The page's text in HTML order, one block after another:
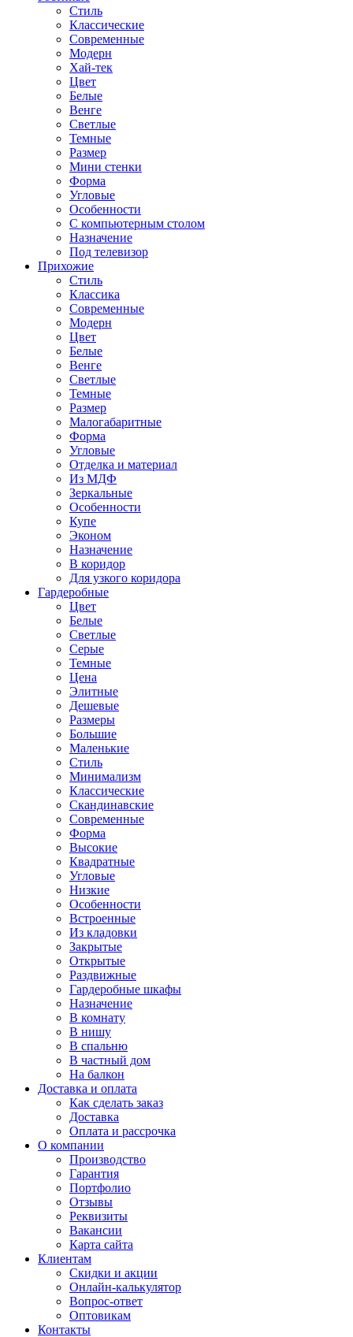
Стиль
Классические
Современные
Модерн
Хай-тек
Цвет
Белые
Венге
Светлые
Темные
Размер
Мини стенки
Форма
Угловые
Особенности
С компьютерным столом
Назначение
Под телевизор
Прихожие
Стиль
Классика
Современные
Модерн
Цвет
Белые
Венге
Светлые
Темные
Размер
Малогабаритные
Форма
Угловые
Отделка и материал
Из МДФ
Зеркальные
Особенности
Купе
Эконом
Назначение
В коридор
Для узкого коридора
Гардеробные
Цвет
Белые
Светлые
Серые
Темные
Цена
Элитные
Дешевые
Размеры
Большие
Маленькие
Стиль
Минимализм
Классические
Скандинавские
Современные
Форма
Высокие
Квадратные
Угловые
Низкие
Особенности
Встроенные
Из кладовки
Закрытые
Открытые
Раздвижные
Гардеробные шкафы
Назначение
В комнату
В нишу
В спальню
В частный дом
На балкон
Доставка и оплата
Как сделать заказ
Доставка
Оплата и рассрочка
О компании
Производство
Гарантия
Портфолио
Отзывы
Реквизиты
Вакансии
Карта сайта
Клиентам
Скидки и акции
Онлайн-калькулятор
Вопрос-ответ
Оптовикам
Контакты